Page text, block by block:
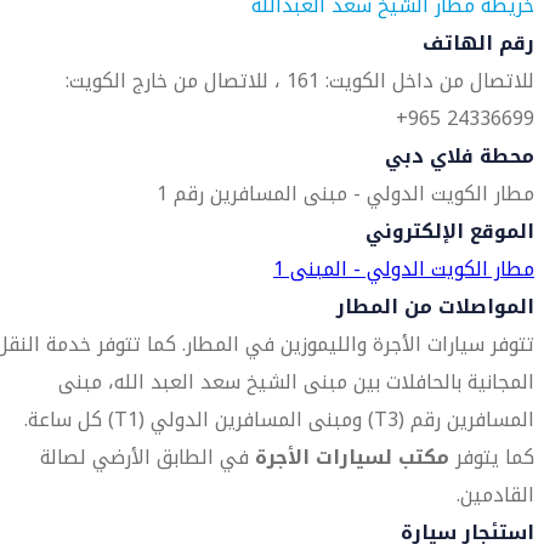
رقم الهاتف
للاتصال من داخل الكويت: 161 ، للاتصال من خارج الكويت:
24336699 965+
محطة فلاي دبي
مطار الكويت الدولي - مبنى المسافرين رقم 1
الموقع الإلكتروني
مطار الكويت الدولي - المبنى 1
المواصلات من المطار
تتوفر سيارات الأجرة والليموزين في المطار. كما تتوفر خدمة
المجانية بالحافلات بين مبنى الشيخ سعد العبد الله، مبنى
المسافرين رقم (T3) ومبنى المسافرين الدولي (T1) كل ساعة.
كما يتوفر مكتب لسيارات الأجرة في الطابق الأرضي لصالة
القادمين.
استئجار سيارة